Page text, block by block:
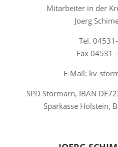
Mitarbeiter in der
Joerg
Tel.
Fax 04531
E-Mail: kv-
SPD Stormarn, IBAN
Sparkasse Holstein,